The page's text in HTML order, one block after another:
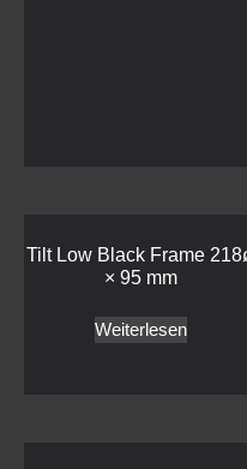
Tilt Small Brass Bowl 215ø